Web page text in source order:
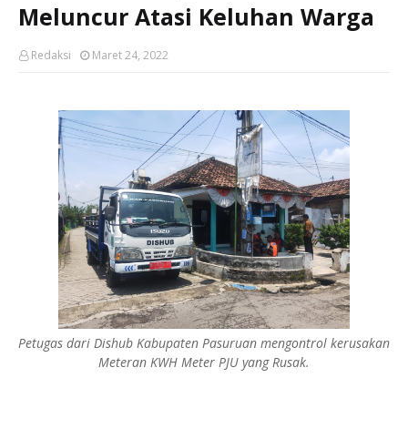
Meluncur Atasi Keluhan Warga
Redaksi Maret 24, 2022
Petugas dari Dishub Kabupaten Pasuruan mengontrol kerusakan
Meteran KWH Meter PJU yang Rusak.